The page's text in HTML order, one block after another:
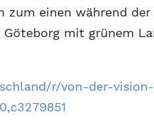
einen während der
mit grünem
r/von-der-